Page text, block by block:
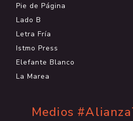
Pie de Página
Lado B
Letra Fría
Istmo Press
Elefante Blanco
La Marea
Medios